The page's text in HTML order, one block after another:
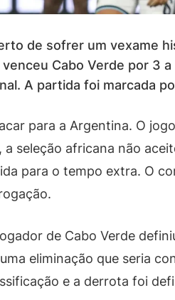
de sofrer um vexame
Cabo Verde por 3
A partida foi marcada
para a Argentina. O
seleção africana não
para o tempo extra. O
de Cabo Verde
eliminação que seria
e a derrota foi